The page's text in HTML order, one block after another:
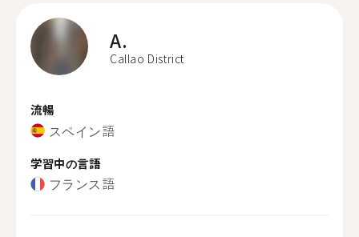
A.
Callao District
流暢
スペイン語
学習中の言語
フランス語